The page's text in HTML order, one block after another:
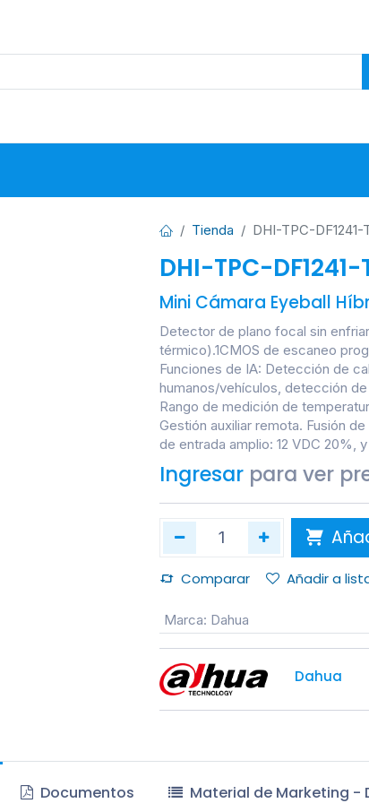
Tienda DHI-TPC-
DHI-TPC-
Mini Cámara Eyeball
Detector de plano focal sin
térmico).1CMOS de escaneo
Funciones de IA: Detección de
humanos/vehículos, detección
Rango de medición de
Gestión auxiliar remota. Fusión
de entrada amplio: 12 VDC 20%,
Ingresar para ver
Comparar Añadir a
Marca: Dahua
Dahua
Documentos Material de Marketing -